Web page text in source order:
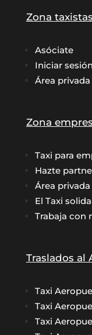
Zona taxistas
Asóciate
Iniciar sesión
Área privada
Zona
Taxi para
Hazte
Área privada
El Taxi
Trabaja con
Traslados al
Taxi
Taxi
Taxi